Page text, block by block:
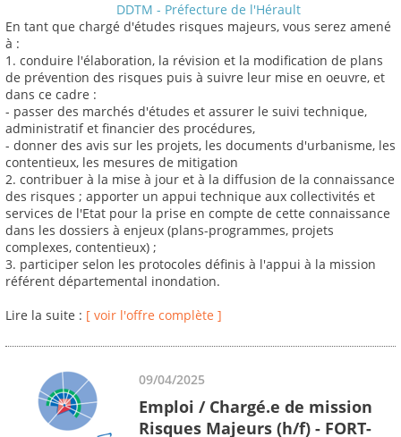
DDTM - Préfecture de l'Hérault
En tant que chargé d'études risques majeurs, vous serez amené
à :
1. conduire l'élaboration, la révision et la modification de plans
de prévention des risques puis à suivre leur mise en oeuvre, et
dans ce cadre :
- passer des marchés d'études et assurer le suivi technique,
administratif et financier des procédures,
- donner des avis sur les projets, les documents d'urbanisme, les
contentieux, les mesures de mitigation
2. contribuer à la mise à jour et à la diffusion de la connaissance
des risques ; apporter un appui technique aux collectivités et
services de l'Etat pour la prise en compte de cette connaissance
dans les dossiers à enjeux (plans-programmes, projets
complexes, contentieux) ;
3. participer selon les protocoles définis à l'appui à la mission
référent départemental inondation.
Lire la suite : [ voir l'offre complète ]
09/04/2025
Emploi / Chargé.e de mission
Risques Majeurs (h/f) - FORT-